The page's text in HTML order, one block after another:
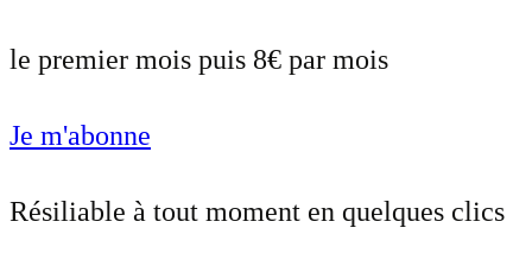
le premier mois puis 8€ par mois
Je m'abonne
Résiliable à tout moment en quelques clics